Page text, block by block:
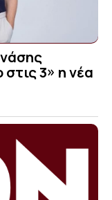
3» η νέα